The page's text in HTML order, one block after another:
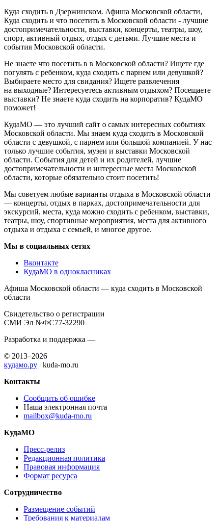
Куда сходить в Дзержинском. Афиша Московской области,
Куда сходить и что посетить в Московской области - лучшие
достопримечательности, выставки, концерты, театры, шоу,
спорт, активный отдых, отдых с детьми. Лучшие места и
события Московской области.
Не знаете что посетить в в Московской области? Ищете где
погулять с ребенком, куда сходить с парнем или девушкой?
Выбираете место для свидания? Ищете развлечения
на выходные? Интересуетесь активным отдыхом? Посещаете
выставки? Не знаете куда сходить на корпоратив? КудаМО
поможет!
КудаМО — это лучший сайт о самых интересных событиях
Московской области. Мы знаем куда сходить в Московской
области с девушкой, с парнем или большой компанией. У нас
только лучшие события, музеи и выставки Московской
области. События для детей и их родителей, лучшие
достопримечательности и интересные места Московской
области, которые обязательно стоит посетить!
Мы советуем любые варианты отдыха в Московской области
— концерты, отдых в парках, достопримечательности для
экскурсий, места, куда можно сходить с ребенком, выставки,
театры, шоу, спортивные мероприятия, места для активного
отдыха и отдыха с семьей, и многое другое.
Мы в социальных сетях
Вконтакте
КудаМО в однокласниках
Афиша Московской области — куда сходить в Московской
области
Свидетельство о регистрации
СМИ Эл №ФС77-32290
Разработка и поддержка —
© 2013–2026
кудамо.ру | kuda-mo.ru
Контакты
Сообщить об ошибке
Наша электронная почта
mailbox@kuda-mo.ru
КудаМО
Пресс-релиз
Редакционная политика
Правовая информация
Формат ресурса
Сотрудничество
Размещение событий
Требования к материалам